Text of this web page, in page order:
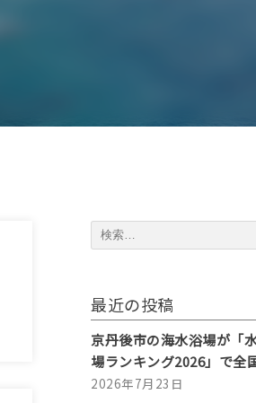
検
索:
最近の投稿
京丹後市の海水浴場が「
場ランキング2026」で全
2026年7月23日